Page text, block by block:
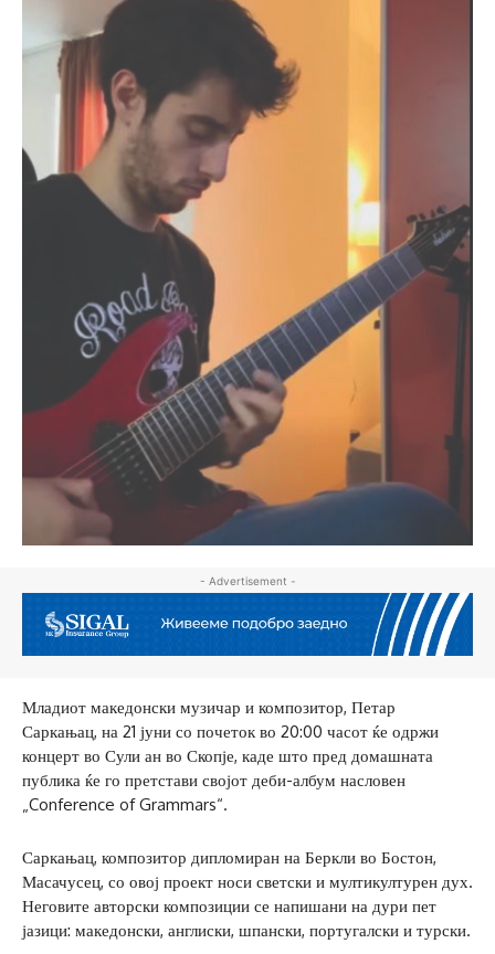
- Advertisement -
Младиот македонски музичар и композитор, Петар
Саркањац, на 21 јуни со почеток во 20:00 часот ќе одржи
концерт во Сули ан во Скопје, каде што пред домашната
публика ќе го претстави својот деби-албум насловен
„Conference of Grammars“.
Саркањац, композитор дипломиран на Беркли во Бостон,
Масачусец, со овој проект носи светски и мултикултурен дух.
Неговите авторски композиции се напишани на дури пет
јазици: македонски, англиски, шпански, португалски и турски.